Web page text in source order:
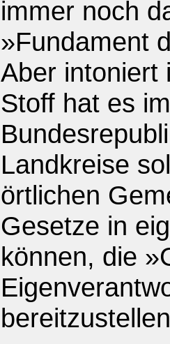
immer noch
»Fundament
Aber intoniert
Stoff hat es
Landkreise
örtlichen
Gesetze in
können, die